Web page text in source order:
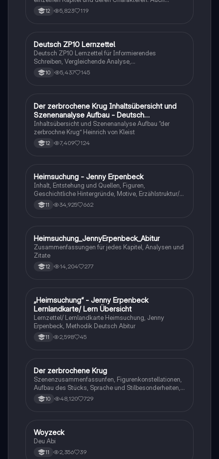
tabellarisch. Im Unterricht ohne KI erstellt
12 5,823 119
Deutsch
Deutsch ZP10 Lernzettel
Deutsch ZP10 Lernzettel für Informierendes
Schreiben, Vergleichende Analyse,
Sachtexte/Roman/Gedicht..
10 5,437 145
Deutsch
Der zerbrochene Krug Inhaltsübersicht und
Szenenanalyse Aufbau - Deutsch
Q1/Q2/Abitur
Inhaltsübersicht und Szenenanalyse Aufbau “der
zerbrochne Krug” Heinrich von Kleist
12 7,409 124
Deutsch
Heimsuchung - Jenny Erpenbeck
Inhalt, Entstehung und Quellen, Figuren,
Geschichtliche Hintergründe, Motive, Erzählstruktur/-
stil 11 34,925 662
Deutsch
Heimsuchung_JennyErpenbeck_Abitur
Zusammenfassungen für jedes Kapitel, Analysen und
Zitate
12 14,204 277
Deutsch
„Heimsuchung“ - Jenny Erpenbeck
Lernlandkarte/ Lern Übersicht
Lernzettel/ Lernlandkarte Heimsuchung, Jenny
Erpenbeck, Methodik Deutsch Abitur
11 2,598 45
Deutsch
Der zerbrochene Krug
Szenenzusammenfassunfen, Figurenkonstellationen,
Aufbau des Stücks, Sprache und Stilbesonderheiten,
Aussageabsicht, Thematik, Interpretation
10 48,120 729
Deutsch
Woyzeck
Deu Abi
11 2,356 39